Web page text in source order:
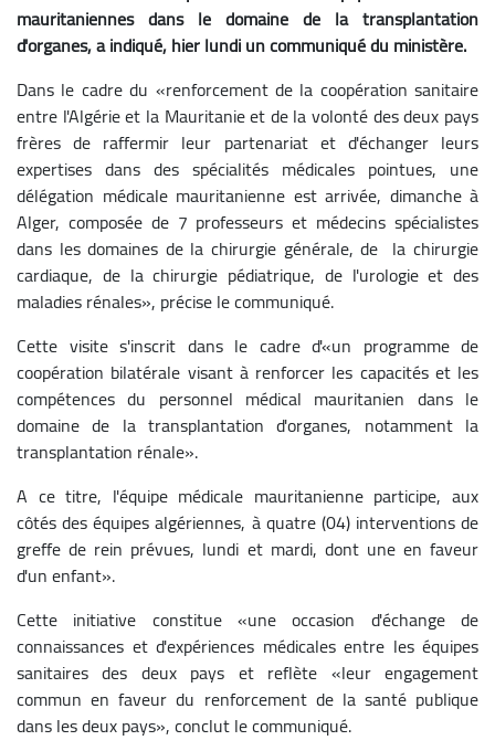
mauritaniennes dans le domaine de la transplantation
d'organes, a indiqué, hier lundi un communiqué du ministère.
Dans le cadre du «renforcement de la coopération sanitaire
entre l'Algérie et la Mauritanie et de la volonté des deux pays
frères de raffermir leur partenariat et d'échanger leurs
expertises dans des spécialités médicales pointues, une
délégation médicale mauritanienne est arrivée, dimanche à
Alger, composée de 7 professeurs et médecins spécialistes
dans les domaines de la chirurgie générale, de la chirurgie
cardiaque, de la chirurgie pédiatrique, de l'urologie et des
maladies rénales», précise le communiqué.
Cette visite s'inscrit dans le cadre d'«un programme de
coopération bilatérale visant à renforcer les capacités et les
compétences du personnel médical mauritanien dans le
domaine de la transplantation d'organes, notamment la
transplantation rénale».
A ce titre, l'équipe médicale mauritanienne participe, aux
côtés des équipes algériennes, à quatre (04) interventions de
greffe de rein prévues, lundi et mardi, dont une en faveur
d'un enfant».
Cette initiative constitue «une occasion d'échange de
connaissances et d'expériences médicales entre les équipes
sanitaires des deux pays et reflète «leur engagement
commun en faveur du renforcement de la santé publique
dans les deux pays», conclut le communiqué.